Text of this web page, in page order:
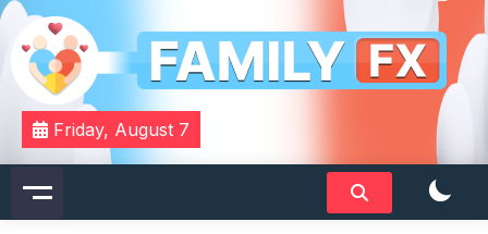
Skip
content
Familyfx
Your Daily Dose of Family Wisdom
Friday, August 7